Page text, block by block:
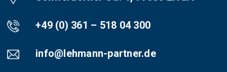
+49 (0) 361 – 518 04 300
info@lehmann-partner.de